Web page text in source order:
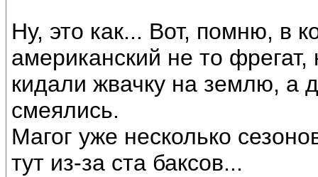
Ну, это как... Вот, помню, в
американский не то
кидали жвачку на землю, а
смеялись.
Магог уже несколько
тут из-за ста баксов...